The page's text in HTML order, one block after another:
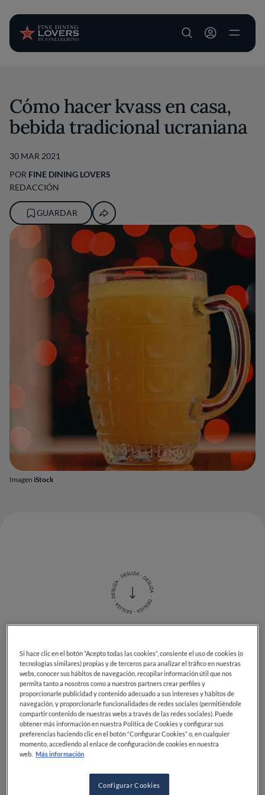
User account
Imagen iStock
Cómo hacer kvass en casa,
bebida tradicional ucraniana
30 MAR 2021
POR FINE DINING LOVERS
REDACCIÓN
GUARDAR
Elkvasses unabebida fermentadaque se elabora con
pan de centenoopan negroy que suele aromatizarse
con frutas, frutos del bosque o menta. Procede de los
países eslavos del centro y el este de Europa, donde se
conoce desde la Edad Media, y es muy popular en
Rusia, donde se considera la bebida nacional junto
con el vodka. Con los años, el kvass se ha diversificado
en muchas variedades y especialidades regionales,
que varían en color, grosor y sabor según el tipo de
pan, el tiempo de preparación y las frutas y azúcares
Si hace clic en el botón “Acepto todas las cookies”, consiente el uso de cookies (o
tecnologías similares) propias y de terceros para analizar el tráfico en nuestras
webs, conocer sus hábitos de navegación, recopilar información útil que nos
permita tanto a nosotros como a nuestros partners crear perfiles y
proporcionarle publicidad y contenido adecuado a sus intereses y hábitos de
navegación, y proporcionarle funcionalidades de redes sociales (permitiéndole
compartir contenido de nuestras webs a través de las redes sociales). Puede
obtener más información en nuestra Política de Cookies y configurar sus
preferencias haciendo clic en el botón “Configurar Cookies” o, en cualquier
momento, accediendo al enlace de configuración de cookies en nuestra
web. Más información
Configurar Cookies